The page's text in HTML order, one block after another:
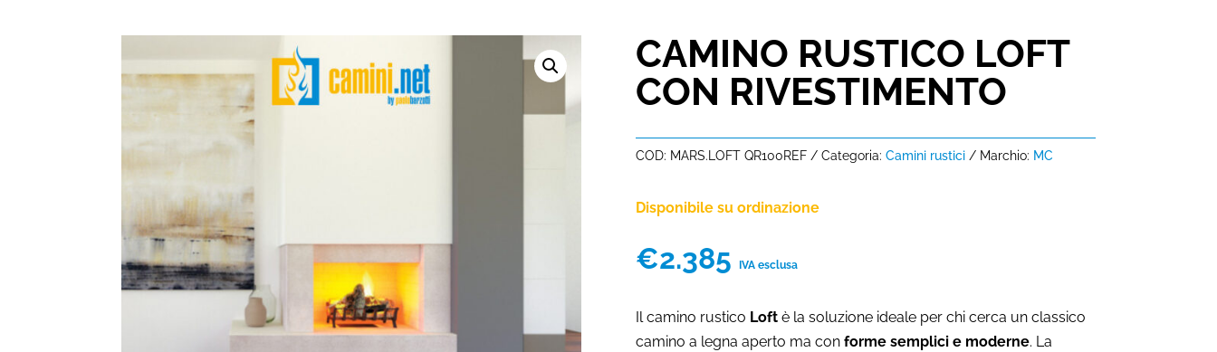
CAMINO RUSTICO LOFT
CON RIVESTIMENTO
COD: MARS.LOFT QR100REF Categoria: Camini rustici Marchio: MC
Disponibile su ordinazione
€2.385 IVA esclusa
Il camino rustico Loftè la soluzione ideale per chi cerca un classico
camino a legna aperto ma con forme semplici e moderne. La